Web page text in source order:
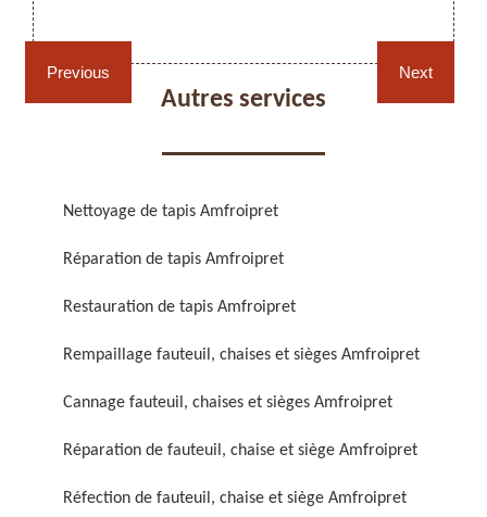
Réparation de fauteuil,
chaise et siège 59
Réfection de fauteuil,
Rénovation de fauteuil,
Nettoyage de fauteuil,
Previous Next
Autres services
Nettoyage de tapis Amfroipret
Réparation de tapis Amfroipret
Restauration de tapis Amfroipret
Rempaillage fauteuil, chaises et sièges Amfroipret
Cannage fauteuil, chaises et sièges Amfroipret
Réparation de fauteuil, chaise et siège Amfroipret
Réfection de fauteuil, chaise et siège Amfroipret